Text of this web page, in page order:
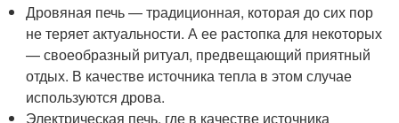
Дровяная печь — традиционная, которая до сих пор
не теряет актуальности. А ее растопка для некоторых
— своеобразный ритуал, предвещающий приятный
отдых. В качестве источника тепла в этом случае
используются дрова.
Электрическая печь, где в качестве источника